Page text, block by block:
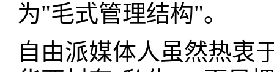
为"毛式管理结构"。
自由派媒体人虽然热衷